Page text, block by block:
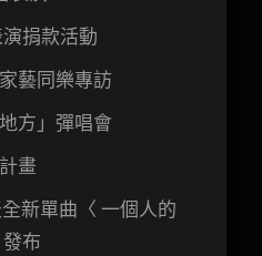
捐款活動
藝同樂專訪
方」彈唱會
畫
新單曲〈 一個人的
布